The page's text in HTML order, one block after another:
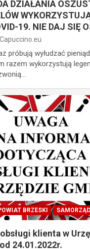
DZIAŁANIA
19. NIE DAJ SIĘ
Capuccino.eu
próbują wyłudzać
razem wykorzystują
BRZESKI SAMORZĄD
klienta w
24.01.2022r.